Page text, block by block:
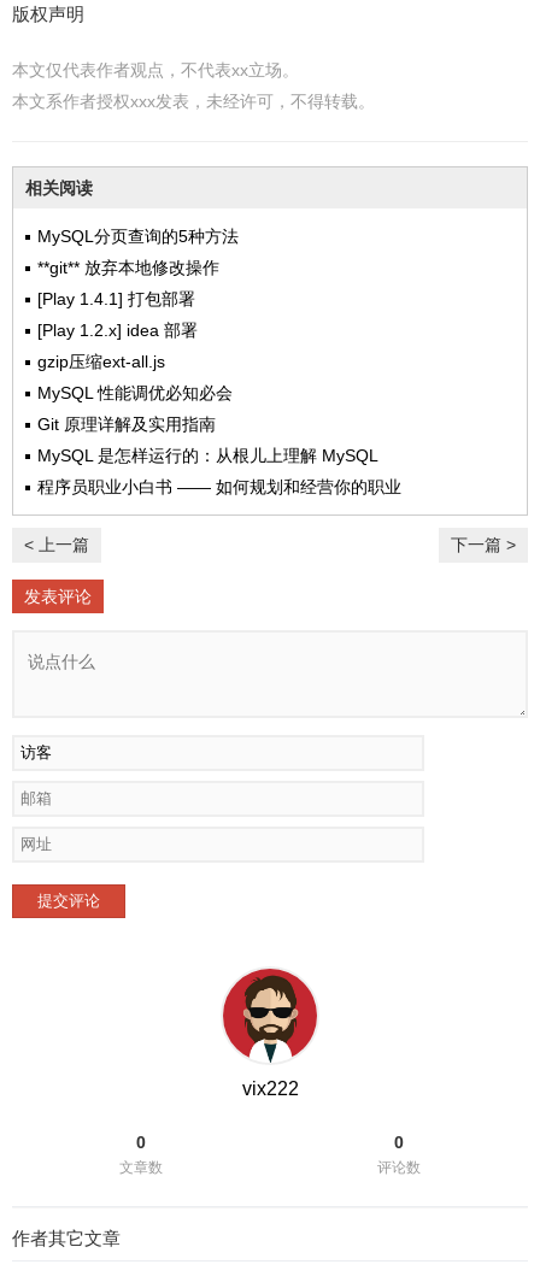
版权声明
本文仅代表作者观点，不代表xx立场。
本文系作者授权xxx发表，未经许可，不得转载。
相关阅读
MySQL分页查询的5种方法
**git** 放弃本地修改操作
[Play 1.4.1] 打包部署
[Play 1.2.x] idea 部署
gzip压缩ext-all.js
MySQL 性能调优必知必会
Git 原理详解及实用指南
MySQL 是怎样运行的：从根儿上理解 MySQL
程序员职业小白书 —— 如何规划和经营你的职业
< 上一篇 下一篇 >
发表评论
提交评论
vix222
0
文章数
0
评论数
作者其它文章